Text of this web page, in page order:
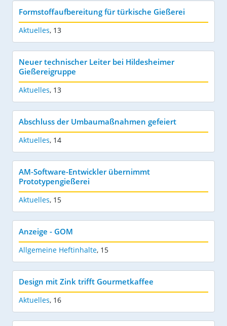
Formstoffaufbereitung für türkische Gießerei
Aktuelles, 13
Neuer technischer Leiter bei Hildesheimer
Gießereigruppe
Aktuelles, 13
Abschluss der Umbaumaßnahmen gefeiert
Aktuelles, 14
AM-Software-Entwickler übernimmt
Prototypengießerei
Aktuelles, 15
Anzeige - GOM
Allgemeine Heftinhalte, 15
Design mit Zink trifft Gourmetkaffee
Aktuelles, 16